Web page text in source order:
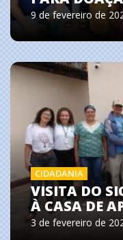
9 de fevereiro de
CIDADANIA
VISITA DO
À CASA DE
3 de fevereiro de